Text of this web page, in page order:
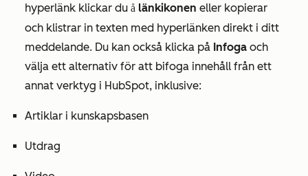
hyperlänk klickar du på länkikonen eller kopierar
och klistrar in texten med hyperlänken direkt i ditt
meddelande. Du kan också klicka på Infoga och
välja ett alternativ för att bifoga innehåll från ett
annat verktyg i HubSpot, inklusive:
Artiklar i kunskapsbasen
Utdrag